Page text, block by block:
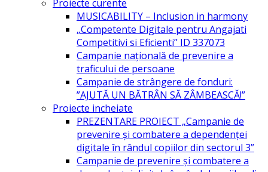
Proiecte curente
MUSICABILITY – Inclusion in harmony
„Competente Digitale pentru Angajati
Competitivi si Eficienti” ID 337073
Campanie națională de prevenire a
traficului de persoane
Campanie de strângere de fonduri:
”AJUTĂ UN BĂTRÂN SĂ ZÂMBEASCĂ!”
Proiecte incheiate
PREZENTARE PROIECT „Campanie de
prevenire și combatere a dependenței
digitale în rândul copiilor din sectorul 3”
Campanie de prevenire și combatere a